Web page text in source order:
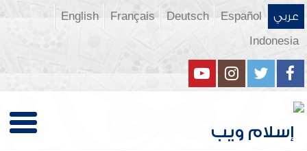
عربي Español
Deutsch
Français
English
Indonesia